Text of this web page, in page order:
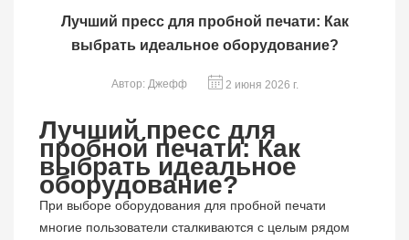
Лучший пресс для пробной печати: Как
выбрать идеальное оборудование?
Автор: Джефф 2 июня 2026 г.
Лучший пресс для
пробной печати: Как
выбрать идеальное
оборудование?
При выборе оборудования для пробной печати
многие пользователи сталкиваются с целым рядом